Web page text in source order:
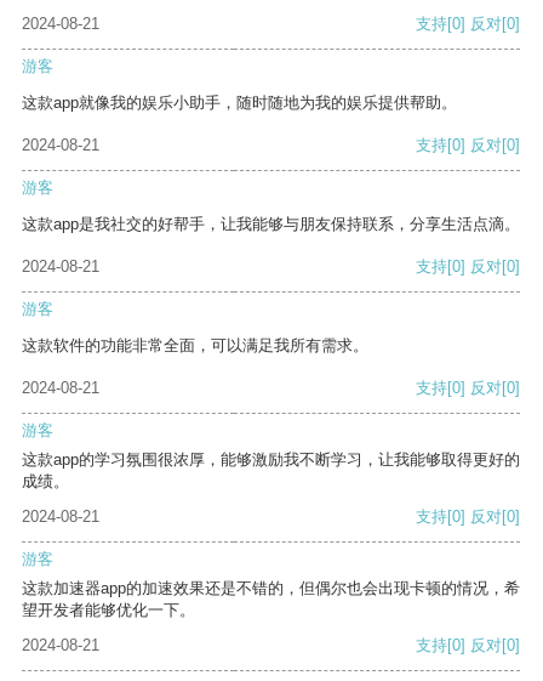
2024-08-21 支持[0] 反对[0]
游客
这款app就像我的娱乐小助手，随时随地为我的娱乐提供帮助。
2024-08-21 支持[0] 反对[0]
游客
这款app是我社交的好帮手，让我能够与朋友保持联系，分享生活点滴。
2024-08-21 支持[0] 反对[0]
游客
这款软件的功能非常全面，可以满足我所有需求。
2024-08-21 支持[0] 反对[0]
游客
这款app的学习氛围很浓厚，能够激励我不断学习，让我能够取得更好的
成绩。
2024-08-21
支持[0] 反对[0]
游客
这款加速器app的加速效果还是不错的，但偶尔也会出现卡顿的情况，希
望开发者能够优化一下。
2024-08-21
支持[0] 反对[0]